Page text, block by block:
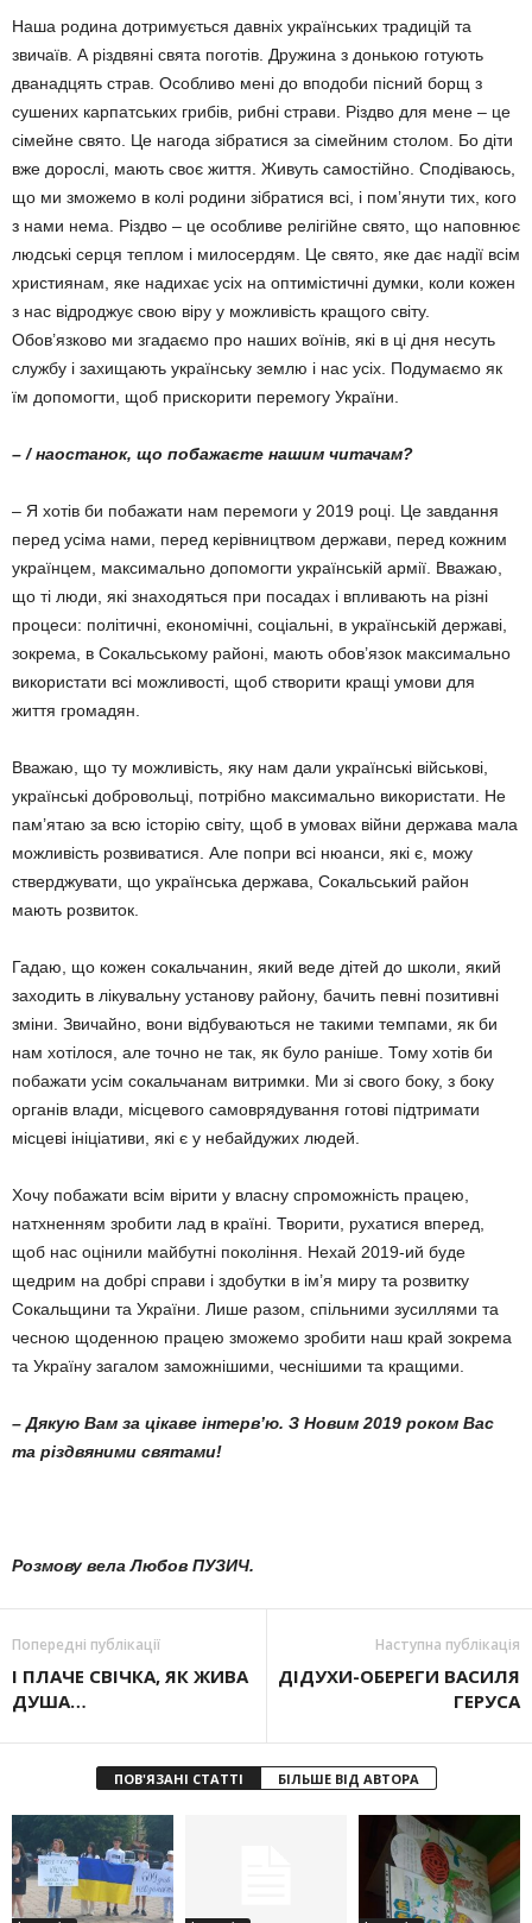
Наша родина дотримується давніх україн­ських традицій та
звичаїв. А різдвяні свята поготів. Дружина з донькою готують
дванадцять страв. Особливо мені до вподоби пісний борщ з
сушених карпатських грибів, рибні страви. Різдво для мене – це
сімейне свято. Це нагода зібратися за сімейним столом. Бо діти
вже дорослі, мають своє життя. Живуть самостійно. Сподіваюсь,
що ми зможемо в колі родини зібратися всі, і пом’янути тих, кого
з нами нема. Різдво – це особливе релігійне свято, що наповнює
людські серця теплом і милосердям. Це свято, яке дає надії всім
християнам, яке надихає усіх на оптимістичні думки, коли кожен
з нас відроджує свою віру у можливість кращого світу.
Обов’язково ми згадаємо про наших воїнів, які в ці дня несуть
службу і захищають українську землю і нас усіх. Подумаємо як
їм допомогти, щоб прискорити перемогу України.
– / наостанок, що побажаєте нашим читачам?
– Я хотів би побажати нам перемоги у 2019 році. Це завдання
перед усіма нами, перед керівництвом держави, перед кожним
україн­цем, максимально допомогти українській армії. Вважаю,
що ті люди, які знаходяться при посадах і впливають на різні
процеси: політичні, економічні, соціальні, в українській державі,
зокрема, в Сокальському районі, мають обо­в’язок максимально
використати всі можли­вості, щоб створити кращі умови для
життя громадян.
Вважаю, що ту можливість, яку нам дали українські військові,
українські добровольці, потрібно максимально використати. Не
пам’я­таю за всю історію світу, щоб в умовах війни держава мала
можливість розвиватися. Але попри всі нюанси, які є, можу
стверджувати, що українська держава, Сокальський район
мають розвиток.
Гадаю, що кожен сокальчанин, який веде дітей до школи, який
заходить в лікувальну установу району, бачить певні позитивні
зміни. Звичайно, вони відбуваються не такими темпами, як би
нам хотілося, але точно не так, як було раніше. Тому хотів би
побажати усім сокальчанам витримки. Ми зі свого боку, з боку
органів влади, місцевого самоврядування готові підтримати
місцеві ініціативи, які є у небай­дужих людей.
Хочу побажати всім вірити у власну спро­можність працею,
натхненням зробити лад в країні. Творити, рухатися вперед,
щоб нас оці­нили майбутні покоління. Нехай 2019-ий буде
щедрим на добрі справи і здобутки в ім’я миру та розвитку
Сокальщини та України. Лише ра­зом, спільними зусиллями та
чесною щоденною працею зможемо зробити наш край зокрема
та Україну загалом заможнішими, чеснішими та кращими.
– Дякую Вам за цікаве інтерв’ю. З Новим 2019 роком Вас
та різдвяними святами!
Розмову вела Любов ПУЗИЧ.
Попередні публікації
І ПЛАЧЕ СВІЧКА, ЯК ЖИВА
ДУША…
Наступна публікація
ДІДУХИ-ОБЕРЕГИ ВАСИЛЯ
ГЕРУСА
ПОВ'ЯЗАНІ СТАТТІ БІЛЬШЕ ВІД АВТОРА